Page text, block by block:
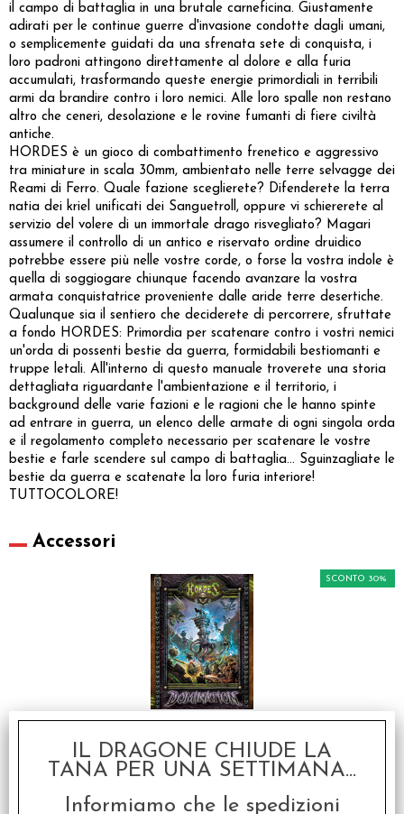
il campo di battaglia in una brutale carneficina. Giustamente
adirati per le continue guerre d'invasione condotte dagli umani,
o semplicemente guidati da una sfrenata sete di conquista, i
loro padroni attingono direttamente al dolore e alla furia
accumulati, trasformando queste energie primordiali in terribili
armi da brandire contro i loro nemici. Alle loro spalle non restano
altro che ceneri, desolazione e le rovine fumanti di fiere civiltà
antiche.
HORDES è un gioco di combattimento frenetico e aggressivo
tra miniature in scala 30mm, ambientato nelle terre selvagge dei
Reami di Ferro. Quale fazione sceglierete? Difenderete la terra
natia dei kriel unificati dei Sanguetroll, oppure vi schiererete al
servizio del volere di un immortale drago risvegliato? Magari
assumere il controllo di un antico e riservato ordine druidico
potrebbe essere più nelle vostre corde, o forse la vostra indole è
quella di soggiogare chiunque facendo avanzare la vostra
armata conquistatrice proveniente dalle aride terre desertiche.
Qualunque sia il sentiero che deciderete di percorrere, sfruttate
a fondo HORDES: Primordia per scatenare contro i vostri nemici
un'orda di possenti bestie da guerra, formidabili bestiomanti e
truppe letali. All'interno di questo manuale troverete una storia
dettagliata riguardante l'ambientazione e il territorio, i
background delle varie fazioni e le ragioni che le hanno spinte
ad entrare in guerra, un elenco delle armate di ogni singola orda
e il regolamento completo necessario per scatenare le vostre
bestie e farle scendere sul campo di battaglia... Sguinzagliate le
bestie da guerra e scatenate la loro furia interiore!
TUTTOCOLORE!
Accessori
Hordes - Domination
€ 32,99
SCONTO 30%
23,09
IL DRAGONE CHIUDE LA
TANA PER UNA SETTIMANA...
Informiamo che le spedizioni